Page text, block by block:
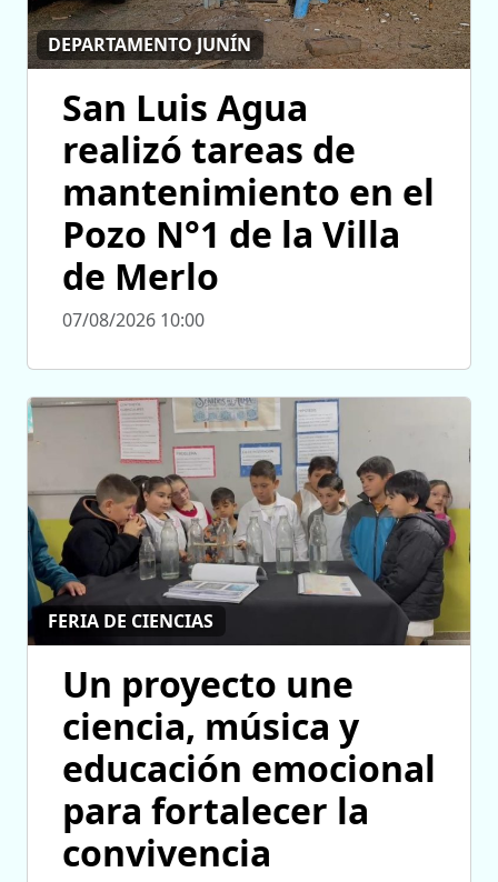
DEPARTAMENTO JUNÍN
San Luis Agua
realizó tareas de
mantenimiento en el
Pozo N°1 de la Villa
de Merlo
07/08/2026 10:00
FERIA DE CIENCIAS
Un proyecto une
ciencia, música y
educación emocional
para fortalecer la
convivencia